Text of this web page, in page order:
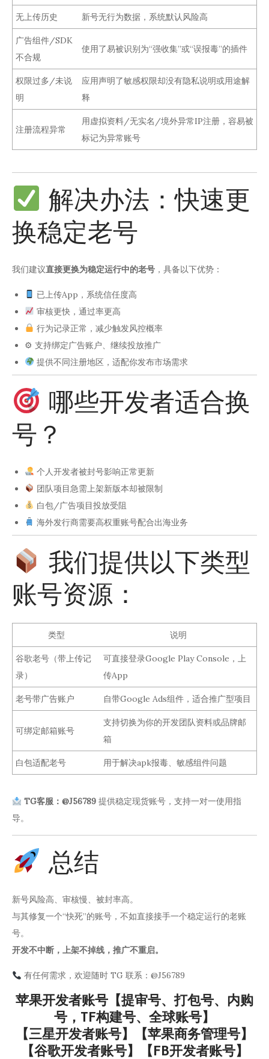
无上传历史 新号无行为数据，系统默认风险高
广告组件/SDK
不合规
使用了易被识别为“强收集”或“误报毒”的插件
权限过多/未说
明
应用声明了敏感权限却没有隐私说明或用途解
释
注册流程异常
用虚拟资料/无实名/境外异常IP注册，容易被
标记为异常账号
解决办法：快速更
换稳定老号
我们建议直接更换为稳定运行中的老号 ，具备以下优势：
已上传App，系统信任度高
审核更快，通过率更高
行为记录正常，减少触发风控概率
⚙ 支持绑定广告账户、继续投放推广
提供不同注册地区，适配你发布市场需求
哪些开发者适合换
号？
个人开发者被封号影响正常更新
团队项目急需上架新版本却被限制
白包/广告项目投放受阻
海外发行商需要高权重账号配合出海业务
我们提供以下类型
账号资源：
类型 说明
谷歌老号（带上传记
录）
可直接登录Google Play Console，上
传App
老号带广告账户 自带Google Ads组件，适合推广型项目
可绑定邮箱账号
支持切换为你的开发团队资料或品牌邮
箱
白包适配老号 用于解决apk报毒、敏感组件问题
TG客服：@J56789提供稳定现货账号，支持一对一使用指
导。
总结
新号风险高、审核慢、被封率高。
与其修复一个“快死”的账号，不如直接接手一个稳定运行的老账
号。
开发不中断，上架不掉线，推广不重启。
有任何需求，欢迎随时 TG 联系：@J56789
苹果开发者账号【提审号、打包号、内购
号，TF构建号、全球账号】
【三星开发者账号】【苹果商务管理号】
【谷歌开发者账号】【FB开发者账号】